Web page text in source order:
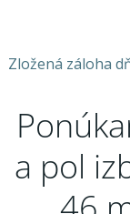
Zložená záloha
a pol